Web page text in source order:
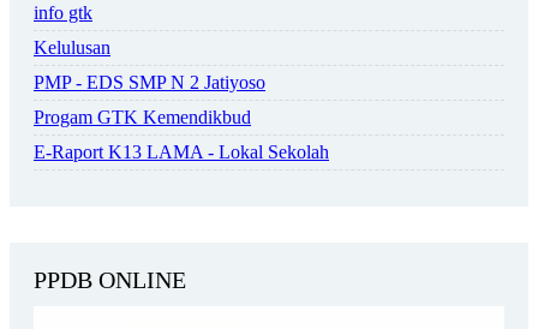
info gtk
Kelulusan
PMP - EDS SMP N 2 Jatiyoso
Progam GTK Kemendikbud
E-Raport K13 LAMA - Lokal Sekolah
PPDB ONLINE